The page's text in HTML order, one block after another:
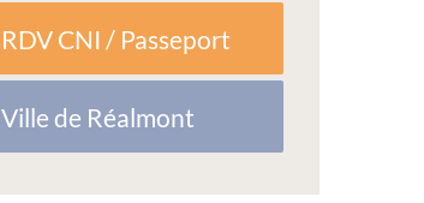
RDV CNI / Passeport
Ville de Réalmont